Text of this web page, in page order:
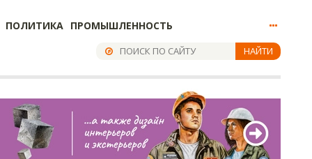
ПОЛИТИКА ПРОМЫШЛЕННОСТЬ
НАЙТИ